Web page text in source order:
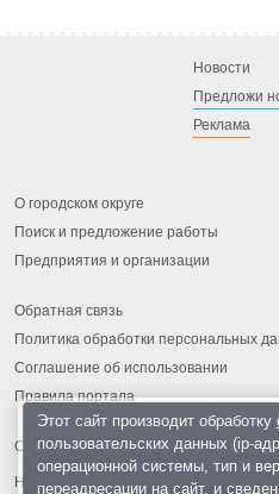
Новости
Предложи
Реклама
О городском округе
Поиск и предложение работы
Предприятия и организации
Обратная связь
Политика обработки персональных
Соглашение об использовании
Правила портала
На информационном ресурсе
Этот сайт производит обработку
пользовательских данных (ip-
операционной системы, тип и
переадресации на сайт, и